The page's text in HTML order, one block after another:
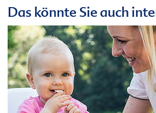
Das könnte Sie auch